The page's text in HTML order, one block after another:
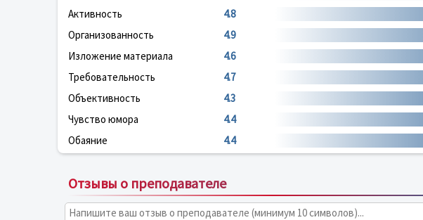
Активность
4.8
Организованность
4.9
Изложение материала
4.6
Требовательность
4.7
Объективность
4.3
Чувство юмора
4.4
Обаяние
4.4
Отзывы о преподавателе